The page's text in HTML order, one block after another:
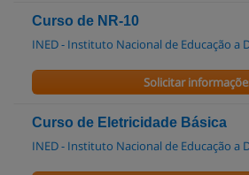
Curso de NR-10
INED - Instituto Nacional de Educação a
Solicitar
Curso de Eletricidade Básica
INED - Instituto Nacional de Educação a